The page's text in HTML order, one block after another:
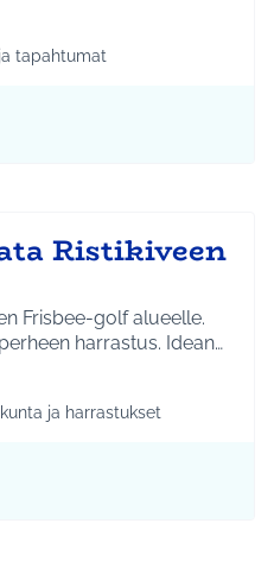
Koko Tuusula
teeman mukaan: Kulttuuri ja
tapahtumat
Ristikiveen
Frisbee-golf alueelle.
Maastopyöräily on koko perheen harrastus. Idean…
Etelä-Tuusulan kylät
tulokset teeman mukaan:
ja harrastukset